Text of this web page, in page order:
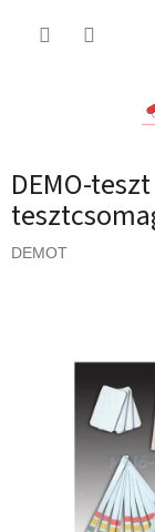
DEMO-
DEMOT